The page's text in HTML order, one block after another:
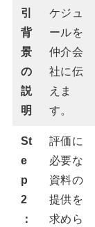
引
背
景
の
説
明
ケジュ
ールを
仲介会
社に伝
えま
す。
St
e
p
2
：
評価に
必要な
資料の
提供を
求めら